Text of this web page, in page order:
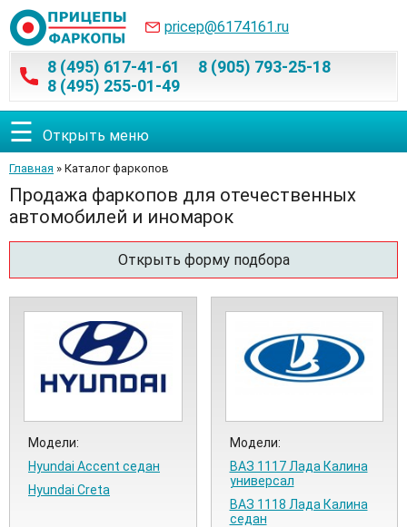
pricep@6174161.ru
8 (495) 617-41-61
8 (905) 793-25-18
8 (495) 255-01-49
☰ Открыть меню
Главная » Каталог фаркопов
Продажа фаркопов для отечественных
автомобилей и иномарок
Открыть форму подбора
Модели:
Hyundai Accent седан
Hyundai Creta
Модели:
ВАЗ 1117 Лада Калина
универсал
ВАЗ 1118 Лада Калина
седан